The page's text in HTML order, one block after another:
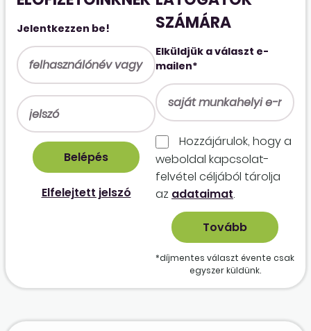
Jelentkezzen be!
Elfelejtett jelszó
SZÁMÁRA
Elküldjük a választ e-
mailen*
Hozzájárulok, hogy a
weboldal kapcso­lat­
felvétel céljából tárolja
az adataimat.
*díjmentes választ évente csak
egyszer küldünk.